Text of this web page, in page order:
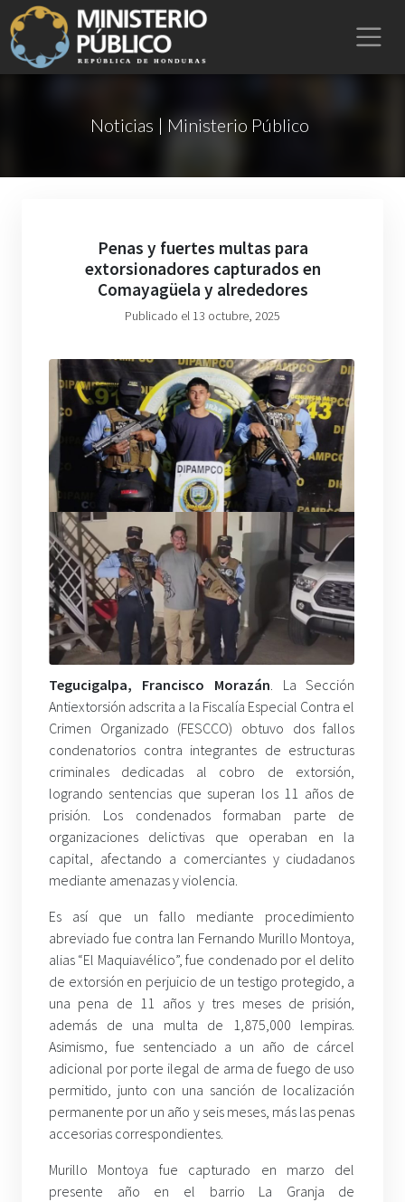
Noticias | Ministerio Público
Penas y fuertes multas para
extorsionadores capturados en
Comayagüela y alrededores
Publicado el 13 octubre, 2025
Tegucigalpa, Francisco Morazán. La Sección
Antiextorsión adscrita a la Fiscalía Especial Contra el
Crimen Organizado (FESCCO) obtuvo dos fallos
condenatorios contra integrantes de estructuras
criminales dedicadas al cobro de extorsión,
logrando sentencias que superan los 11 años de
prisión. Los condenados formaban parte de
organizaciones delictivas que operaban en la
capital, afectando a comerciantes y ciudadanos
mediante amenazas y violencia.
Es así que un fallo mediante procedimiento
abreviado fue contra Ian Fernando Murillo Montoya,
alias “El Maquiavélico”, fue condenado por el delito
de extorsión en perjuicio de un testigo protegido, a
una pena de 11 años y tres meses de prisión,
además de una multa de 1,875,000 lempiras.
Asimismo, fue sentenciado a un año de cárcel
adicional por porte ilegal de arma de fuego de uso
permitido, junto con una sanción de localización
permanente por un año y seis meses, más las penas
accesorias correspondientes.
Murillo Montoya fue capturado en marzo del
presente año en el barrio La Granja de